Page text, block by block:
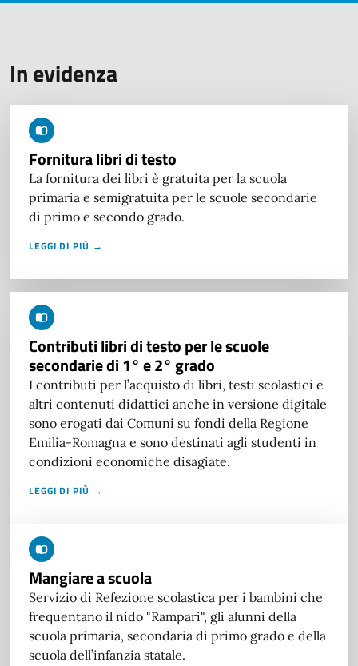
In evidenza
Fornitura libri di testo
La fornitura dei libri è gratuita per la scuola
primaria e semigratuita per le scuole secondarie
di primo e secondo grado.
LEGGI DI PIÙ →
Contributi libri di testo per le scuole
secondarie di 1° e 2° grado
I contributi per l’acquisto di libri, testi scolastici e
altri contenuti didattici anche in versione digitale
sono erogati dai Comuni su fondi della Regione
Emilia-Romagna e sono destinati agli studenti in
condizioni economiche disagiate.
LEGGI DI PIÙ →
Mangiare a scuola
Servizio di Refezione scolastica per i bambini che
frequentano il nido "Rampari", gli alunni della
scuola primaria, secondaria di primo grado e della
scuola dell’infanzia statale.